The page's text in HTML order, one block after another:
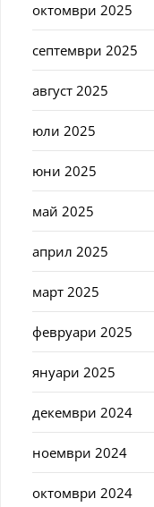
октомври 2025
септември 2025
август 2025
юли 2025
юни 2025
май 2025
април 2025
март 2025
февруари 2025
януари 2025
декември 2024
ноември 2024
октомври 2024